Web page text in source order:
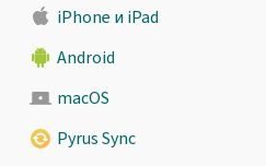
iPhone и iPad
Android
macOS
Pyrus Sync